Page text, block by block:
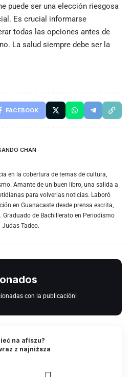
puede ser una elección riesgosa
Es crucial informarse
todas las opciones antes de
La salud siempre debe ser la
FACEBOOK
CHAN
en la cobertura de temas de cultura,
Amante de un buen libro, una salida a
para volverlas noticias. Laboró
en Guanacaste desde prensa escrita,
de Bachillerato en Periodismo
Judas Tadeo.
con la publicación!
na afiszu?
z najniższa